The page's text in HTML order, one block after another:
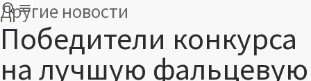
Другие новости
Победители конкурса
на лучшую фальцевую